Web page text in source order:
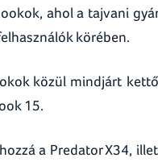
ahol a tajvani
körében.
közül mindjárt
15.
a Predator X34,